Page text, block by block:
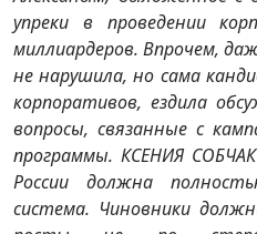
упреки в проведении
миллиардеров. Впрочем,
не нарушила, но сама
корпоративов, ездила
вопросы, связанные с
программы. КСЕНИЯ
России должна
система. Чиновники